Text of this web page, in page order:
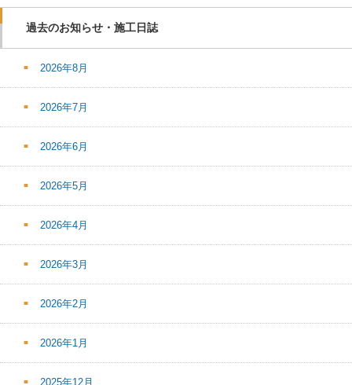
過去のお知らせ・施工日誌
2026年8月
2026年7月
2026年6月
2026年5月
2026年4月
2026年3月
2026年2月
2026年1月
2025年12月